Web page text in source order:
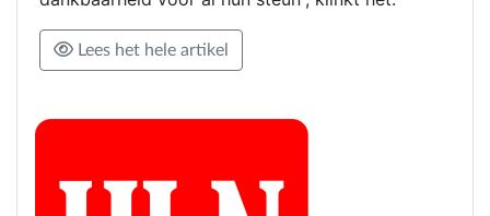
Lees het hele artikel